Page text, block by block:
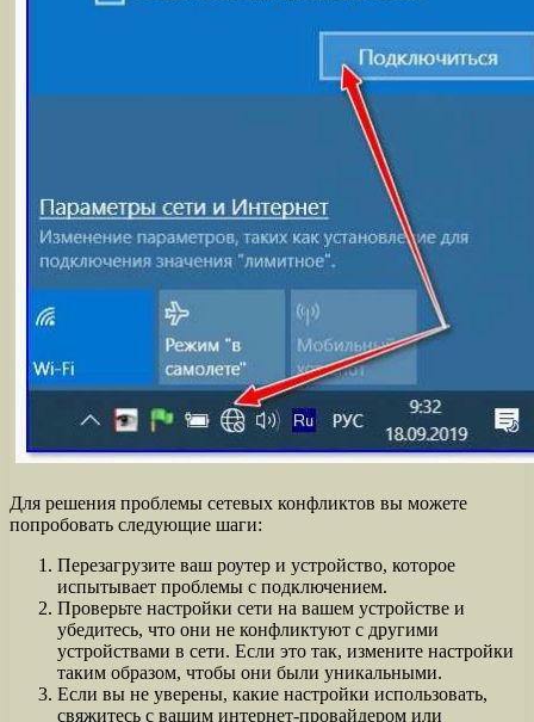
Для решения проблемы сетевых конфликтов вы можете
попробовать следующие шаги:
Перезагрузите ваш роутер и устройство, которое
испытывает проблемы с подключением.
Проверьте настройки сети на вашем устройстве и
убедитесь, что они не конфликтуют с другими
устройствами в сети. Если это так, измените настройки
таким образом, чтобы они были уникальными.
Если вы не уверены, какие настройки использовать,
свяжитесь с вашим интернет-провайдером или